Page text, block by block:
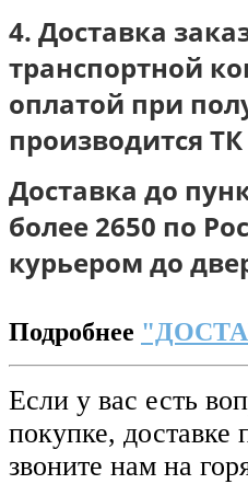
4. Доставка
транспортной
оплатой при
производится
Доставка до
более 2650 по
курьером до
Подробнее
Если у вас есть
покупке, доставке
звоните нам на